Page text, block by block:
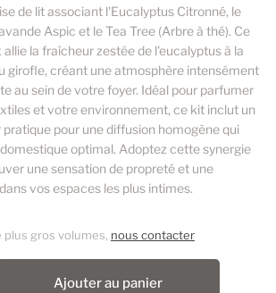
de lit associant l'Eucalyptus Citronné, le
Aspic et le Tea Tree (Arbre à thé). Ce
la fraîcheur zestée de l'eucalyptus à la
girofle, créant une atmosphère intensément
au sein de votre foyer. Idéal pour parfumer
et votre environnement, ce kit inclut un
pour une diffusion homogène qui
optimal. Adoptez cette synergie
une sensation de propreté et une
vos espaces les plus intimes.
plus gros volumes, nous contacter
Ajouter au panier